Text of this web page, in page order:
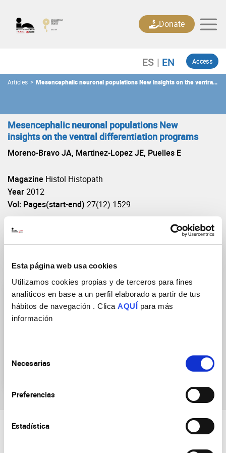
Esta página web usa cookies
Utilizamos cookies propias y de terceros para fines
analíticos en base a un perfil elaborado a partir de tus
hábitos de navegación . Clica AQUÍ para más
información
Necesarias
Preferencias
Estadística
content
Access
Donate
Articles > Mesencephalic neuronal populations New insights on the ventral
Mesencephalic neuronal populations New
insights on the ventral differentiation programs
Moreno-Bravo JA, Martinez-Lopez JE, Puelles E
Magazine Histol Histopath
Year2012
Vol: Pages(start-end) 27(12):1529
Research Groups
Function of Cerebellar